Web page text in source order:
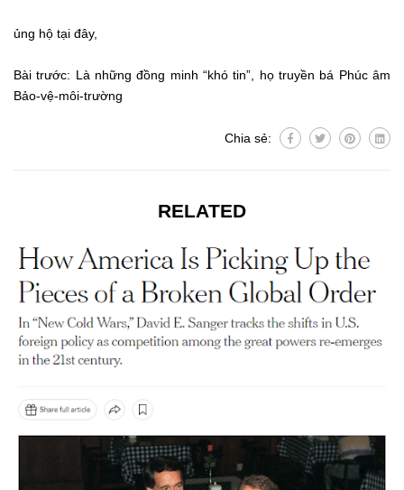
ủng hộ tại đây,
Bài trước: Là những đồng minh “khó tin”, họ truyền bá Phúc âm
Bảo-vệ-môi-trường
Chia sẻ:
RELATED